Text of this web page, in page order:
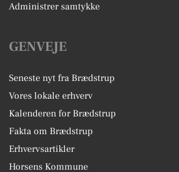
Administrer samtykke
GENVEJE
Seneste nyt fra Brædstrup
Vores lokale erhverv
Kalenderen for Brædstrup
Fakta om Brædstrup
Erhvervsartikler
Horsens Kommune